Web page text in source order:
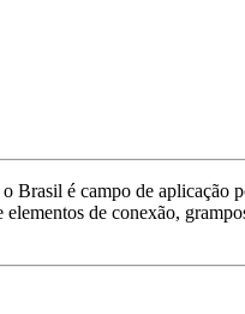
Brasil é campo de aplicação
de conexão,